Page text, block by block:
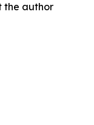
the author